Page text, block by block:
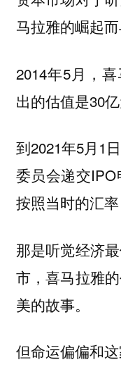
马拉雅的崛起而
2014年5月，
出的估值是30亿
到2021年5月1
委员会递交IPO
按照当时的汇率
那是听觉经济
市，喜马拉雅
美的故事。
但命运偏偏和这